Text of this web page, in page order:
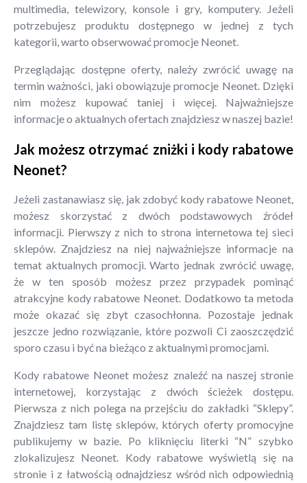
multimedia, telewizory, konsole i gry, komputery. Jeżeli
potrzebujesz produktu dostępnego w jednej z tych
kategorii, warto obserwować promocje Neonet.
Przeglądając dostępne oferty, należy zwrócić uwagę na
termin ważności, jaki obowiązuje promocje Neonet. Dzięki
nim możesz kupować taniej i więcej. Najważniejsze
informacje o aktualnych ofertach znajdziesz w naszej bazie!
Jak możesz otrzymać zniżki i kody rabatowe
Neonet?
Jeżeli zastanawiasz się, jak zdobyć kody rabatowe Neonet,
możesz skorzystać z dwóch podstawowych źródeł
informacji. Pierwszy z nich to strona internetowa tej sieci
sklepów. Znajdziesz na niej najważniejsze informacje na
temat aktualnych promocji. Warto jednak zwrócić uwagę,
że w ten sposób możesz przez przypadek pominąć
atrakcyjne kody rabatowe Neonet. Dodatkowo ta metoda
może okazać się zbyt czasochłonna. Pozostaje jednak
jeszcze jedno rozwiązanie, które pozwoli Ci zaoszczędzić
sporo czasu i być na bieżąco z aktualnymi promocjami.
Kody rabatowe Neonet możesz znaleźć na naszej stronie
internetowej, korzystając z dwóch ścieżek dostępu.
Pierwsza z nich polega na przejściu do zakładki “Sklepy”.
Znajdziesz tam listę sklepów, których oferty promocyjne
publikujemy w bazie. Po kliknięciu literki “N” szybko
zlokalizujesz Neonet. Kody rabatowe wyświetlą się na
stronie i z łatwością odnajdziesz wśród nich odpowiednią